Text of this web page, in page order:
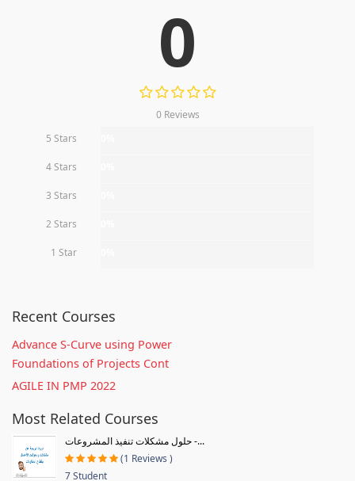
0
0 Reviews
5 Stars
4 Stars
3 Stars
2 Stars
1 Star
Recent Courses
Advance S-Curve using Power
Foundations of Projects Cont
AGILE IN PMP 2022
Most Related Courses
حلول مشكلات تنفيذ المشروعات -...
(1 Reviews )
7 Student